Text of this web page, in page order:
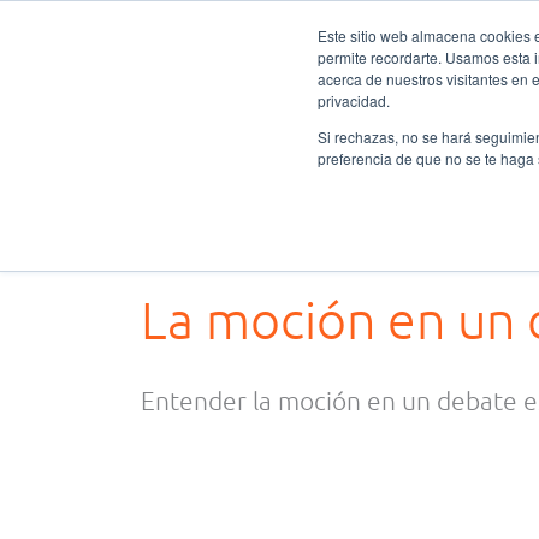
Este sitio web almacena
permite recordarte. Usamos
acerca de nuestros visitantes en
privacidad.
Si rechazas, no se hará
preferencia de que no se te
Fundación Actívate
La moción en un
Entender la moción en un debate
por: